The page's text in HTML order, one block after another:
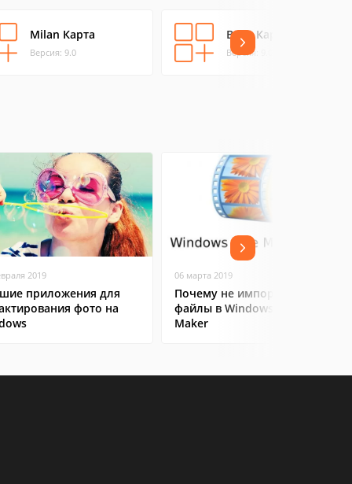
Milan Карта
Версия: 9.0
Вена Карта
Версия: 9.0
2019
приложения для
фото на
06 марта 2019
Почему не импортируются
файлы в Windows Movie
Maker